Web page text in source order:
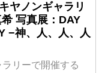
ヤノンギャラリ
写真展：DAY
−神、人、人、人
リーで開催する